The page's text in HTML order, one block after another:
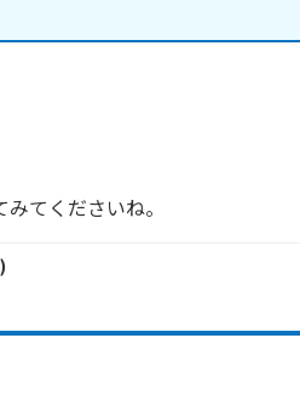
てくださいね。
)